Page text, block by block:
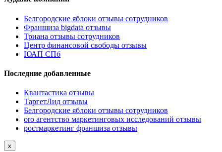
Белгородские яблоки отзывы сотрудников
Франшиза bigdata отзывы
Триана отзывы сотрудников
Центр финансовой свободы отзывы
ЮАП СПб
Последние добавленные
Квантастика отзывы
ТаргетЛид отзывы
Белгородские яблоки отзывы сотрудников
oro агентство маркетинговых исследований отзывы
ростмаркетинг франшиза отзывы
x